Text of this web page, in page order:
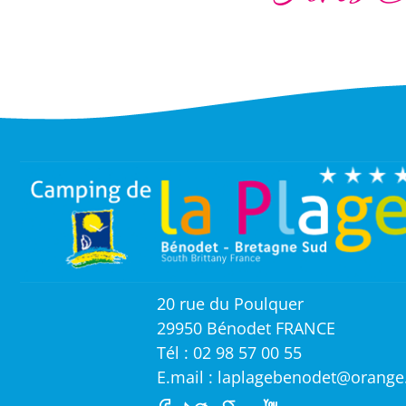
20 rue du Poulquer
29950 Bénodet FRANCE
Tél : 02 98 57 00 55
E.mail :